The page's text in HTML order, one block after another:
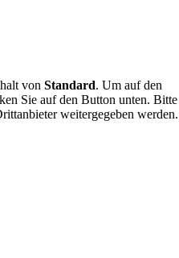
vonStandard. Um auf den
Sie auf den Button unten. Bitte
weitergegeben werden.